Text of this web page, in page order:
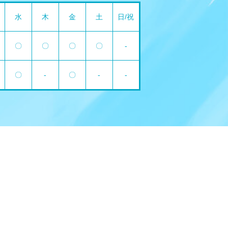
水 木 金 土 日/祝
〇 〇 〇 〇 -
〇 - 〇 - -